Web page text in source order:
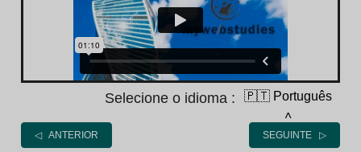
Selecione o idioma :
🇵🇹 Português
˄
◁ ANTERIOR SEGUINTE ▷